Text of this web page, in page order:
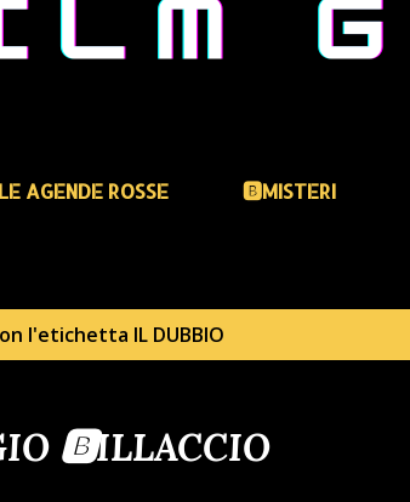
AGENDE ROSSE 🅱️MISTERI
l'etichetta IL DUBBIO
🅱️ILLACCIO